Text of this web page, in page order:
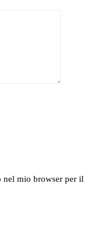
nel mio browser per il